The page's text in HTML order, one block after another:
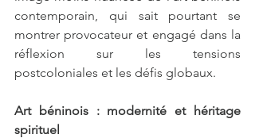
contemporain, qui sait pourtant se
montrer provocateur et engagé dans la
réflexion sur les tensions
postcoloniales et les défis globaux.
Art béninois : modernité et héritage
spirituel